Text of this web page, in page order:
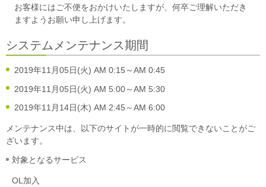
お客様にはご不便をおかけいたしますが、何卒ご理解いただき
ますようお願い申し上げます。
システムメンテナンス期間
2019年11月05日(火) AM 0:15～AM 0:45
2019年11月05日(火) AM 5:00～AM 5:30
2019年11月14日(木) AM 2:45～AM 6:00
メンテナンス中は、以下のサイトが一時的に閲覧できないことがご
ざいます。
対象となるサービス
OL加入